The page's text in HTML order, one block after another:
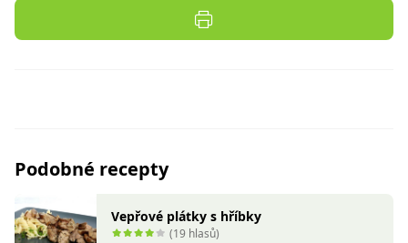
Podobné recepty
Vepřové plátky s hříbky
(19 hlasů)